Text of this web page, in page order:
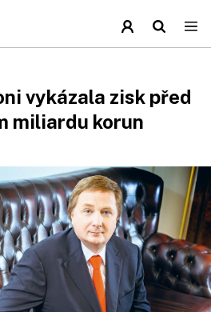
vykázala zisk před
miliardu korun